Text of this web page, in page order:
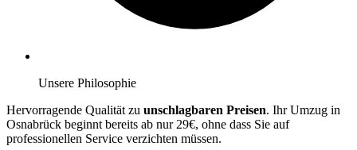
Unsere Philosophie
Hervorragende Qualität zu unschlagbaren Preisen. Ihr Umzug in
Osnabrück beginnt bereits ab nur 29€, ohne dass Sie auf
professionellen Service verzichten müssen.